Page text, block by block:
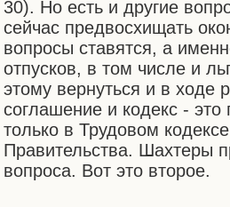
30). Но есть и другие
сейчас предвосхищать
вопросы ставятся, а
отпусков, в том числе и
этому вернуться и в ходе
соглашение и кодекс -
только в Трудовом
Правительства. Шахтеры
вопроса. Вот это второе.